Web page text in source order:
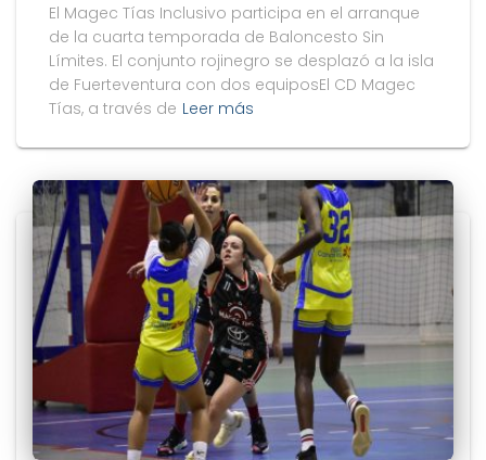
El Magec Tías Inclusivo participa en el arranque
de la cuarta temporada de Baloncesto Sin
Límites. El conjunto rojinegro se desplazó a la isla
de Fuerteventura con dos equiposEl CD Magec
Tías, a través de Leer más